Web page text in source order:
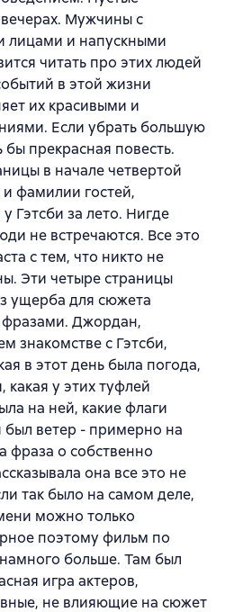
вечерах. Мужчины с
и напускными
читать про этих людей
в этой жизни
их красивыми и
Если убрать большую
бы прекрасная повесть.
в начале четвертой
фамилии гостей,
Гэтсби за лето. Нигде
не встречаются. Все это
с тем, что никто не
Эти четыре страницы
ущерба для сюжета
фразами. Джордан,
знакомстве с Гэтсби,
в этот день была погода,
какая у этих туфлей
на ней, какие флаги
был ветер - примерно на
фраза о собственно
она все это не
так было на самом деле,
можно только
поэтому фильм по
больше. Там был
игра актеров,
не влияющие на сюжет